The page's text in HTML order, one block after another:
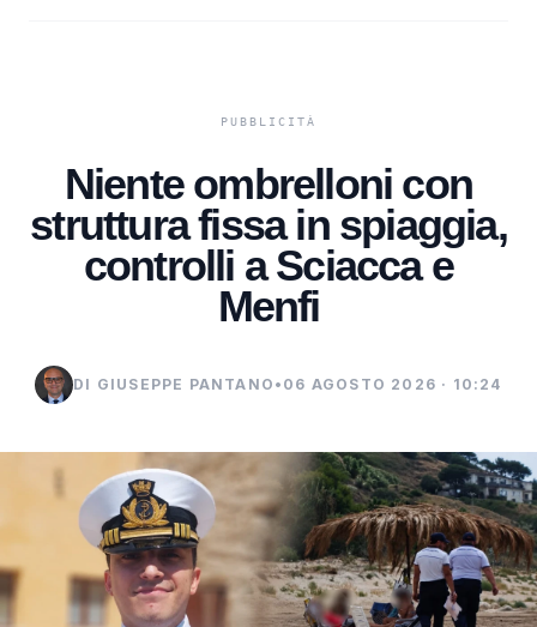
Niente ombrelloni con
struttura fissa in spiaggia,
controlli a Sciacca e
Menfi
DI GIUSEPPE PANTANO • 06 AGOSTO 2026 · 10:24